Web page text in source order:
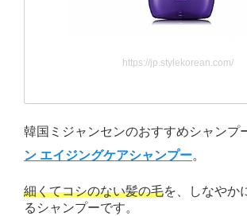
https://jp.stylekorean.com/
韓国ミジャンセンのおすすめシャンプ
ン エイジングケアシャンプー。
細くてコシのない髪の毛を、しなやか
るシャンプーです。